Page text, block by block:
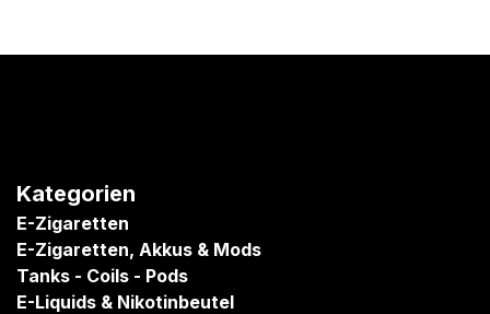
Kategorien
E-Zigaretten
E-Zigaretten, Akkus & Mods
Tanks - Coils - Pods
E-Liquids & Nikotinbeutel